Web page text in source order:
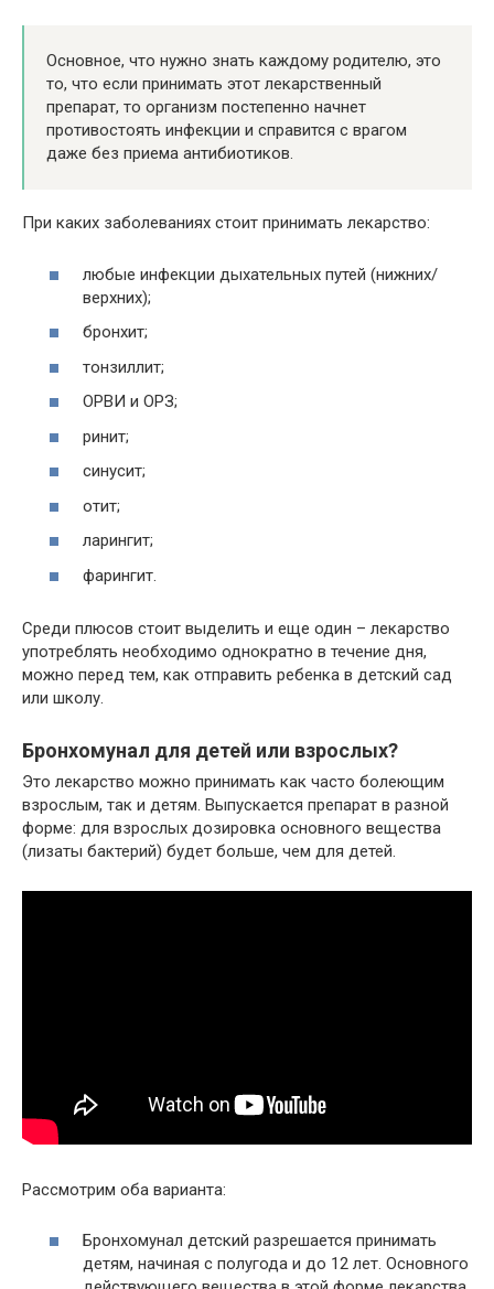
Основное, что нужно знать каждому родителю, это
то, что если принимать этот лекарственный
препарат, то организм постепенно начнет
противостоять инфекции и справится с врагом
даже без приема антибиотиков.
При каких заболеваниях стоит принимать лекарство:
любые инфекции дыхательных путей (нижних/
верхних);
бронхит;
тонзиллит;
ОРВИ и ОРЗ;
ринит;
синусит;
отит;
ларингит;
фарингит.
Среди плюсов стоит выделить и еще один – лекарство
употреблять необходимо однократно в течение дня,
можно перед тем, как отправить ребенка в детский сад
или школу.
Бронхомунал для детей или взрослых?
Это лекарство можно принимать как часто болеющим
взрослым, так и детям. Выпускается препарат в разной
форме: для взрослых дозировка основного вещества
(лизаты бактерий) будет больше, чем для детей.
Рассмотрим оба варианта:
Бронхомунал детский разрешается принимать
детям, начиная с полугода и до 12 лет. Основного